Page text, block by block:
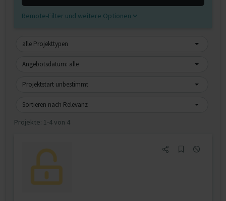
Remote-Filter und weitere Optionen
alle Projekttypen
Angebotsdatum: alle
Projektstart unbestimmt
Sortieren nach Relevanz
Projekte: 1-4 von 4